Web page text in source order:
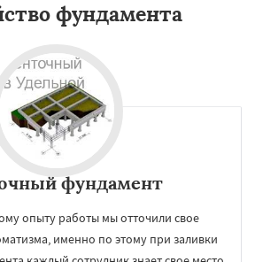
фундамента
фундамент
опыту работы мы отточили свое
именно по этому при заливки